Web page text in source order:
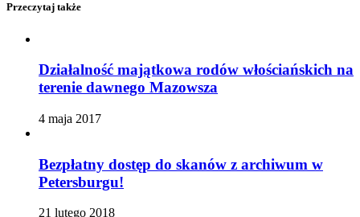
Przeczytaj także
Działalność majątkowa rodów włościańskich na
terenie dawnego Mazowsza
4 maja 2017
Bezpłatny dostęp do skanów z archiwum w
Petersburgu!
21 lutego 2018